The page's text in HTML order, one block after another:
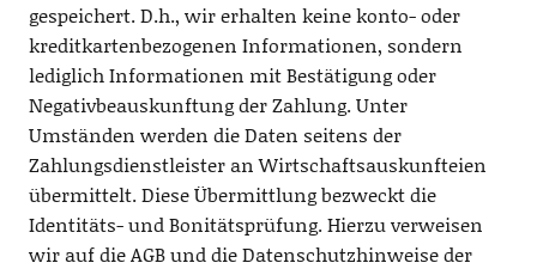
gespeichert. D.h., wir erhalten keine konto- oder
kreditkartenbezogenen Informationen, sondern
lediglich Informationen mit Bestätigung oder
Negativbeauskunftung der Zahlung. Unter
Umständen werden die Daten seitens der
Zahlungsdienstleister an Wirtschaftsauskunfteien
übermittelt. Diese Übermittlung bezweckt die
Identitäts- und Bonitätsprüfung. Hierzu verweisen
wir auf die AGB und die Datenschutzhinweise der